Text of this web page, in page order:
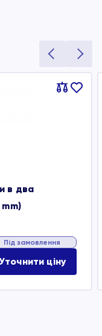
Порівняти
В
в два
Під замовлення
ціну